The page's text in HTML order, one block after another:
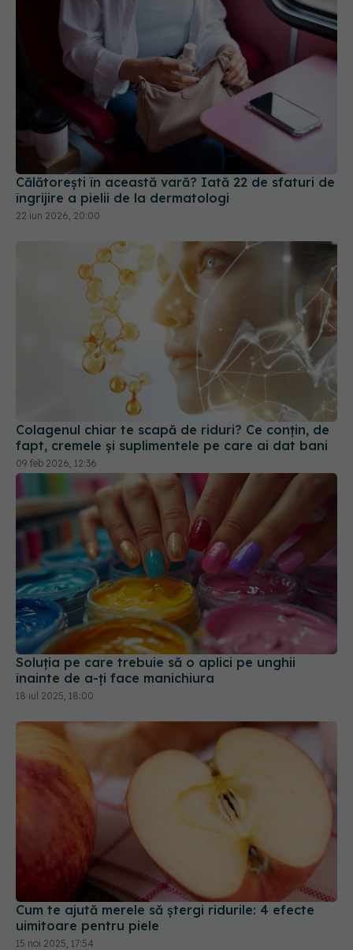
Călătorești în această vară? Iată 22 de sfaturi de
îngrijire a pielii de la dermatologi
22 iun 2026, 20:00
Colagenul chiar te scapă de riduri? Ce conțin, de
fapt, cremele și suplimentele pe care ai dat bani
Soluția pe care trebuie să o aplici pe unghii
înainte de a-ți face manichiura
18 iul 2025, 18:00
Cum te ajută merele să ștergi ridurile: 4 efecte
uimitoare pentru piele
15 noi 2025, 17:54